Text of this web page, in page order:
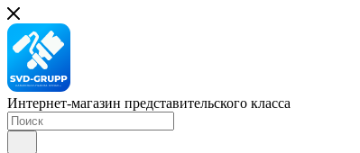
Интернет-магазин представительского класса